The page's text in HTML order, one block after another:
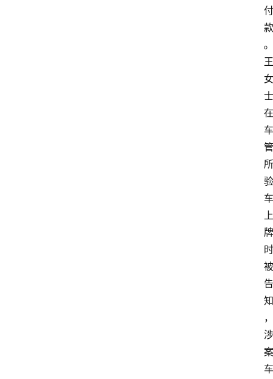
付
款
。
王
女
士
在
车
管
所
验
车
上
牌
时
被
告
知
，
涉
案
车